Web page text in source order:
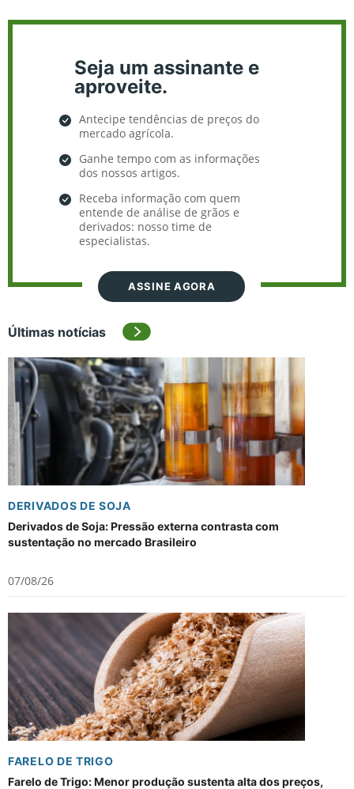
Seja um assinante e
aproveite.
Antecipe tendências de preços do
mercado agrícola.
Ganhe tempo com as informações
dos nossos artigos.
Receba informação com quem
entende de análise de grãos e
derivados: nosso time de
especialistas.
ASSINE AGORA
Últimas notícias
DERIVADOS DE SOJA
Derivados de Soja: Pressão externa contrasta com
sustentação no mercado Brasileiro
07/08/26
FARELO DE TRIGO
Farelo de Trigo: Menor produção sustenta alta dos preços,